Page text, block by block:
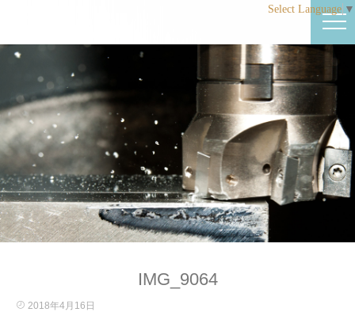
Select Language ▼
IMG_9064
2018年4月16日